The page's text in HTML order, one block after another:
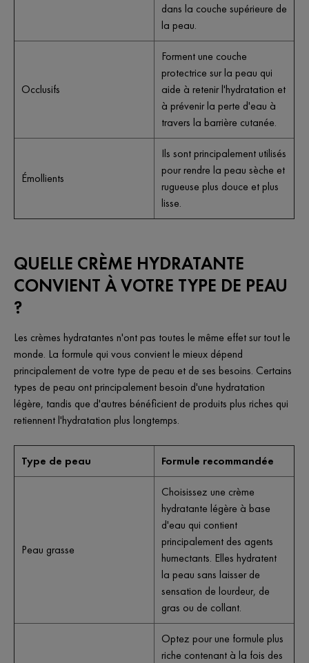
dans la couche supérieure de
la peau.
Occlusifs
Forment une couche
protectrice sur la peau qui
aide à retenir l'hydratation et
à prévenir la perte d'eau à
travers la barrière cutanée.
Émollients
Ils sont principalement utilisés
pour rendre la peau sèche et
rugueuse plus douce et plus
lisse.
QUELLE CRÈME HYDRATANTE
CONVIENT À VOTRE TYPE DE PEAU
?
Les crèmes hydratantes n'ont pas toutes le même effet sur tout le
monde. La formule qui vous convient le mieux dépend
principalement de votre type de peau et de ses besoins. Certains
types de peau ont principalement besoin d'une hydratation
légère, tandis que d'autres bénéficient de produits plus riches qui
retiennent l'hydratation plus longtemps.
Type de peau Formule recommandée
Peau grasse
Choisissez une crème
hydratante légère à base
d'eau qui contient
principalement des agents
humectants. Elles hydratent
la peau sans laisser de
sensation de lourdeur, de
gras ou de collant.
Optez pour une formule plus
riche contenant à la fois des